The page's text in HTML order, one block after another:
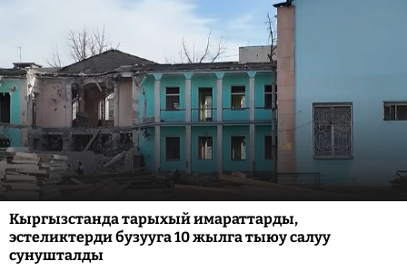
Кыргызстанда тарыхый имараттарды,
эстеликтерди бузууга 10 жылга тыюу салуу
сунушталды